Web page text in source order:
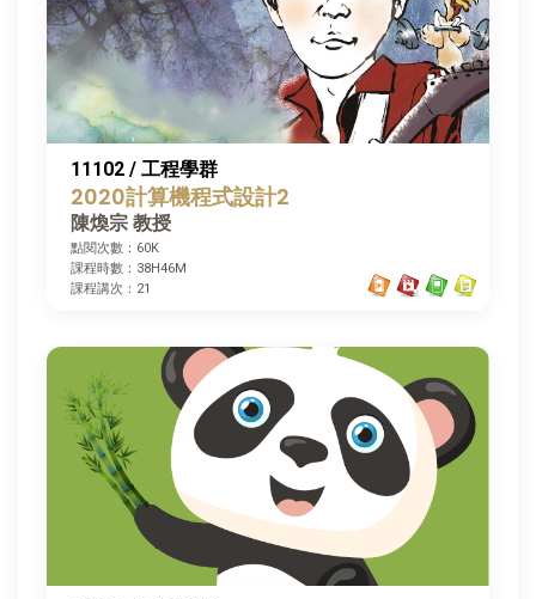
11102 / 工程學群
2020計算機程式設計2
陳煥宗 教授
點閱次數：60K
課程時數：38H46M
課程講次：21